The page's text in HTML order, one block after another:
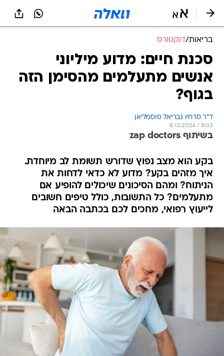
בריאות/דוקטורס
סכנת חיים: מדוע מיליוני
אנשים מתעלמים מהסימן הזה
בגוף?
ד"ר סרחיו גבריאל סוסמליאן
8.12.2024 / 8:03
בשיתוף zap doctors
בקע הוא מצב נפוץ שדורש תשומת לב מיוחדת.
איך מזהים בקע? מדוע לא כדאי לדחות את
הניתוח? ומהם הסיכונים שיכולים להופיע אם
מתעלמים? כל התשובות, כולל טיפים חשובים
לייעוץ רפואי, מחכים לכם בכתבה הבאה